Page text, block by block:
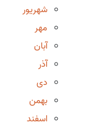
شهریور
مهر
آبان
آذر
دی
بهمن
اسفند